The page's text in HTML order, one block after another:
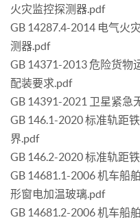
火灾监控探测器.pdf
GB 14287.4-2014 电气火
测器.pdf
GB 14371-2013 危险货物
配装要求.pdf
GB 14391-2021 卫星紧急
GB 146.1-2020 标准轨距
界.pdf
GB 146.2-2020 标准轨距
GB 14681.1-2006 机车船
形窗电加温玻璃.pdf
GB 14681.2-2006 机车船